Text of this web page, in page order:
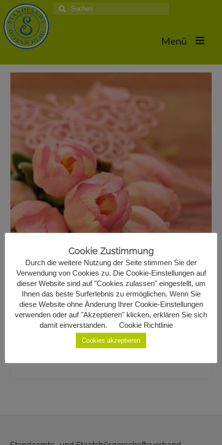
Suche
nach:
Menü
Hochzeiten
Trauungstermine & Erforderliche Dokumente
Hochzeiten 2026
Hochzeiten 2025
Hochzeiten 2024
Hochzeiten 2017
Geburten
Staatsbürgerschaft
Sterbefälle
Gemeinde Ottenschlag
Kontakt
Carina Steindl & Thomas
Schierhuber
Cookie Zustimmung
Durch die weitere Nutzung der Seite stimmen Sie der
Verwendung von Cookies zu. Die Cookie-Einstellungen auf
dieser Website sind auf "Cookies zulassen" eingestellt, um
Ihnen das beste Surferlebnis zu ermöglichen. Wenn Sie
diese Website ohne Änderung Ihrer Cookie-Einstellungen
verwenden oder auf "Akzeptieren" klicken, erklären Sie sich
damit einverstanden.
Cookie Richtlinie
Cookies akzeptieren